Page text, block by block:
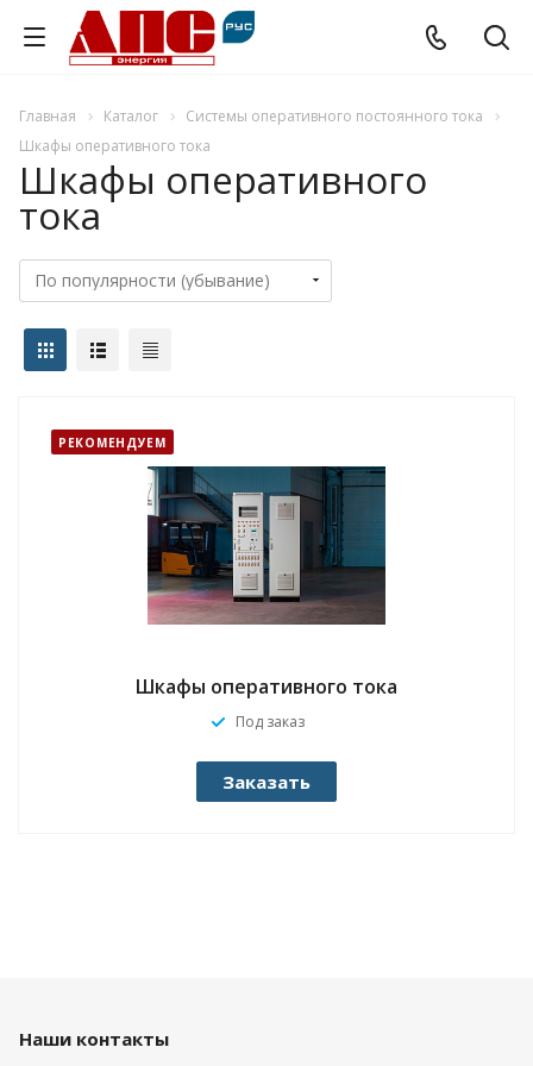
Главная Каталог
Системы оперативного постоянного тока
Шкафы оперативного тока
Шкафы оперативного
тока
РЕКОМЕНДУЕМ
Шкафы оперативного тока
Под заказ
Заказать
Наши контакты